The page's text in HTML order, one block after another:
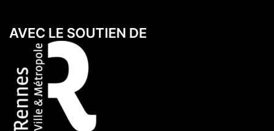
AVEC LE SOUTIEN DE